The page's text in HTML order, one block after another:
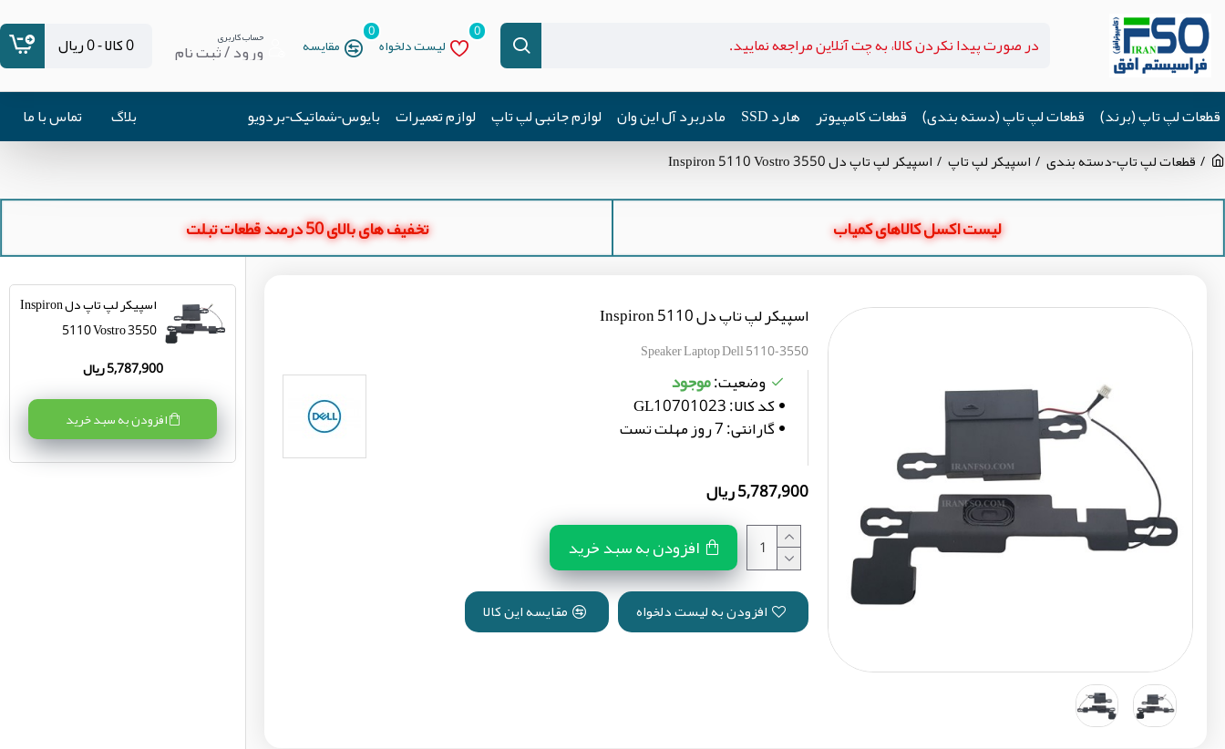
لیست دلخواه
0
مقایسه
0 حساب کاربری
ورود / ثبت نام 0 کالا - 0 ریال
قطعات لپ تاپ (برند) قطعات لپ تاپ (دسته بندی) قطعات کامپیوتر هارد SSD مادربرد آل این وان لوازم جانبی لپ تاپ لوازم تعمیرات بایوس-شماتیک-بردویو بلاگ تماس با ما
قطعات لپ تاپ-دسته بندی اسپیکر لپ تاپ اسپیکر لپ تاپ دل Inspiron 5110 Vostro 3550
لیست اکسل کالاهای کمیاب تخفیف های بالای 50 درصد قطعات تبلت
اسپیکر لپ تاپ دل Inspiron 5110
Speaker Laptop Dell 5110-3550
وضعیت:موجود
کد کالا:GL10701023
گارانتی:7 روز مهلت تست
5,787,900 ریال
افزودن به سبد خرید
افزودن به لیست دلخواه مقایسه این کالا
اسپیکر لپ تاپ دل Inspiron
5110 Vostro 3550
5,787,900 ریال
افزودن به سبد خرید